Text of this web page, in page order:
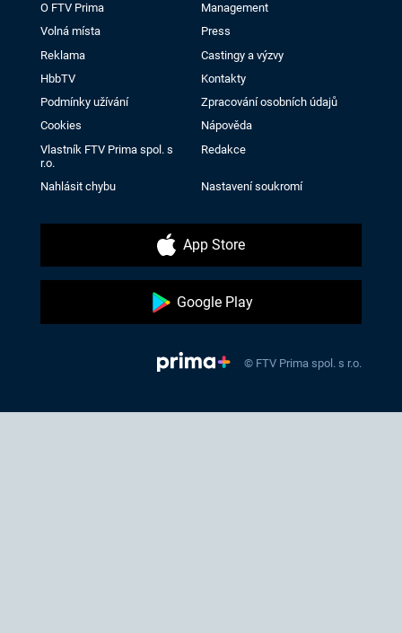
O FTV Prima
Management
Volná místa
Press
Reklama
Castingy a výzvy
HbbTV
Kontakty
Podmínky užívání
Zpracování osobních údajů
Cookies
Nápověda
Vlastník FTV Prima spol. s
r.o.
Redakce
Nahlásit chybu Nastavení soukromí
App Store
Google Play
© FTV Prima spol. s r.o.